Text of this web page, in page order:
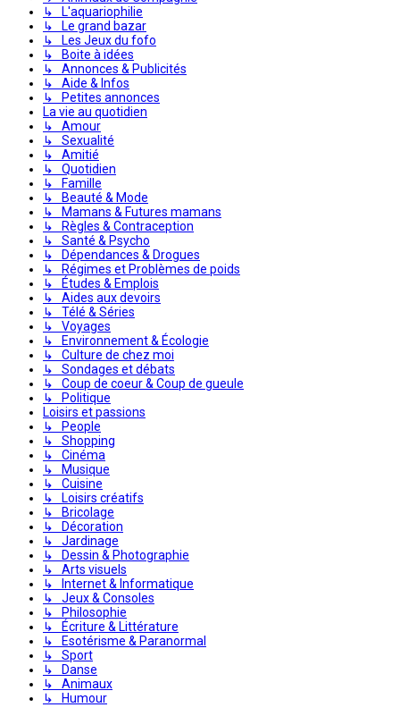
↳ L'aquariophilie
↳ Le grand bazar
↳ Les Jeux du fofo
↳ Boite à idées
↳ Annonces & Publicités
↳ Aide & Infos
↳ Petites annonces
La vie au quotidien
↳ Amour
↳ Sexualité
↳ Amitié
↳ Quotidien
↳ Famille
↳ Beauté & Mode
↳ Mamans & Futures mamans
↳ Règles & Contraception
↳ Santé & Psycho
↳ Dépendances & Drogues
↳ Régimes et Problèmes de poids
↳ Études & Emplois
↳ Aides aux devoirs
↳ Télé & Séries
↳ Voyages
↳ Environnement & Écologie
↳ Culture de chez moi
↳ Sondages et débats
↳ Coup de coeur & Coup de gueule
↳ Politique
Loisirs et passions
↳ People
↳ Shopping
↳ Cinéma
↳ Musique
↳ Cuisine
↳ Loisirs créatifs
↳ Bricolage
↳ Décoration
↳ Jardinage
↳ Dessin & Photographie
↳ Arts visuels
↳ Internet & Informatique
↳ Jeux & Consoles
↳ Philosophie
↳ Écriture & Littérature
↳ Esotérisme & Paranormal
↳ Sport
↳ Danse
↳ Animaux
↳ Humour